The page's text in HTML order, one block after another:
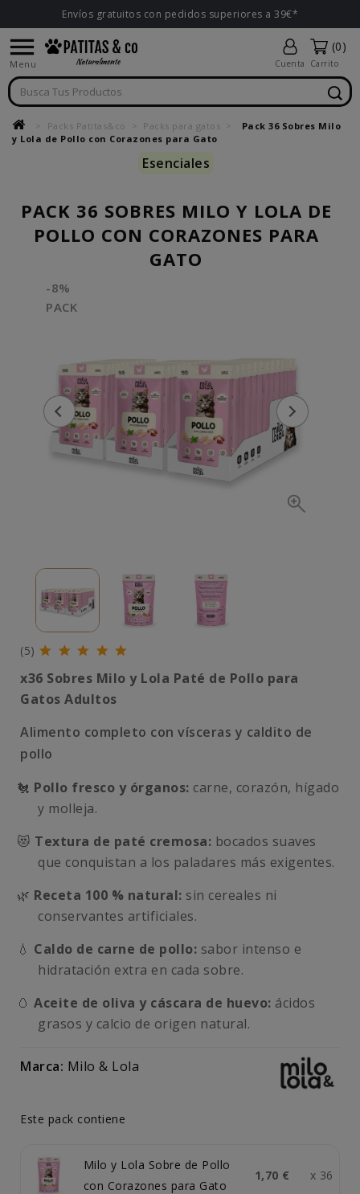
Envíos gratuitos con pedidos superiores a 39€*

Menu Cuenta
(0)
Carrito
Packs Patitas&co Packs para gatos
Pack 36 Sobres Milo
y Lola de Pollo con Corazones para Gato
Esenciales
PACK 36 SOBRES MILO Y LOLA DE
POLLO CON CORAZONES PARA
GATO
-8%
PACK
(5)
x36 Sobres Milo y Lola Paté de Pollo para
Gatos Adultos
Alimento completo con vísceras y caldito de
pollo
🐔 Pollo fresco y órganos: carne, corazón, hígado
y molleja.
😻 Textura de paté cremosa: bocados suaves
que conquistan a los paladares más exigentes.
🌿 Receta 100 % natural: sin cereales ni
conservantes artificiales.
💧 Caldo de carne de pollo: sabor intenso e
hidratación extra en cada sobre.
🥚 Aceite de oliva y cáscara de huevo: ácidos
grasos y calcio de origen natural.
Marca: Milo & Lola
Este pack contiene
Milo y Lola Sobre de Pollo
con Corazones para Gato
1,70 € x 36